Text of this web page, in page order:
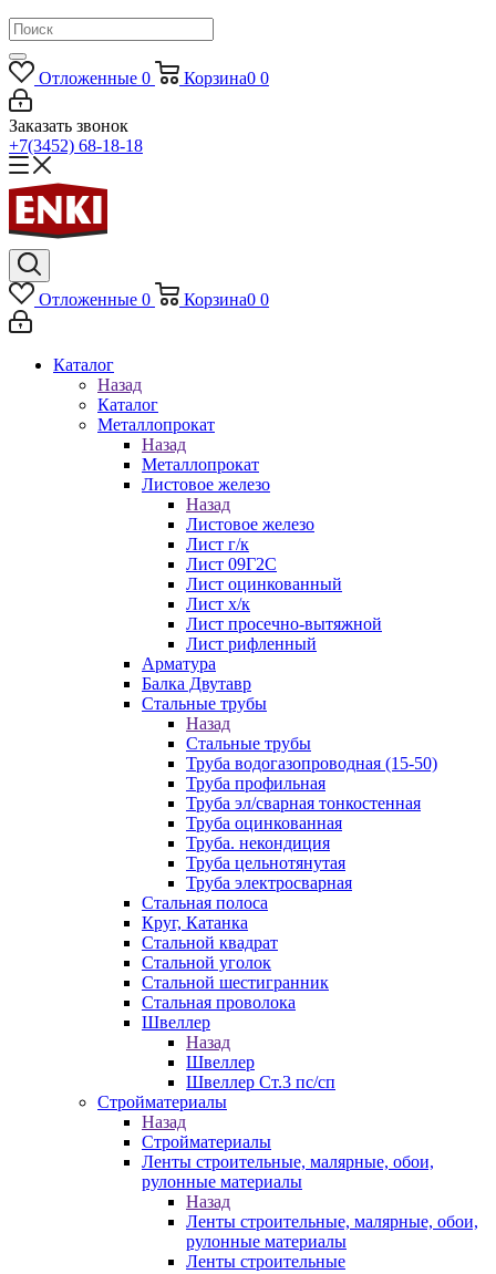
Отложенные 0 Корзина0 0
Заказать звонок
+7(3452) 68-18-18
Отложенные 0 Корзина0 0
Каталог
Назад
Каталог
Металлопрокат
Назад
Металлопрокат
Листовое железо
Назад
Листовое железо
Лист г/к
Лист 09Г2С
Лист оцинкованный
Лист х/к
Лист просечно-вытяжной
Лист рифленный
Арматура
Балка Двутавр
Стальные трубы
Назад
Стальные трубы
Труба водогазопроводная (15-50)
Труба профильная
Труба эл/сварная тонкостенная
Труба оцинкованная
Труба. некондиция
Труба цельнотянутая
Труба электросварная
Стальная полоса
Круг, Катанка
Стальной квадрат
Стальной уголок
Стальной шестигранник
Стальная проволока
Швеллер
Назад
Швеллер
Швеллер Ст.3 пс/сп
Стройматериалы
Назад
Стройматериалы
Ленты строительные, малярные, обои,
рулонные материалы
Назад
Ленты строительные, малярные, обои,
рулонные материалы
Ленты строительные